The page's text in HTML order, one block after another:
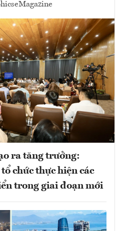
eMagazine
ra tăng trưởng:
chức thực hiện các
trong giai đoạn mới